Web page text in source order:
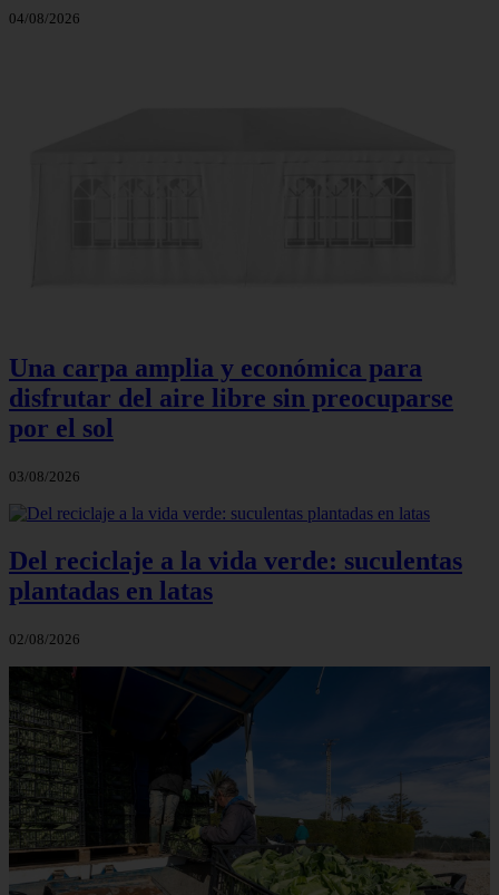
04/08/2026
Una carpa amplia y económica para
disfrutar del aire libre sin preocuparse
por el sol
03/08/2026
Del reciclaje a la vida verde: suculentas
plantadas en latas
02/08/2026